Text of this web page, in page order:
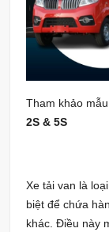
Tham khảo
2S & 5S
Xe tải van là
biệt để chứa
khác. Điều này